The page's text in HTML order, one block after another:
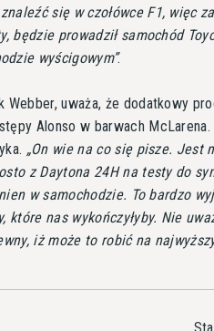
się w czołówce F1, więc
prowadził samochód
wyścigowym .
Webber, uważa, że dodatkowy
Alonso w barwach
On wie na co się pisze. Jest
z Daytona 24H na testy do
w samochodzie. To bardzo
nas wykończyłyby. Nie
iż może to robić na